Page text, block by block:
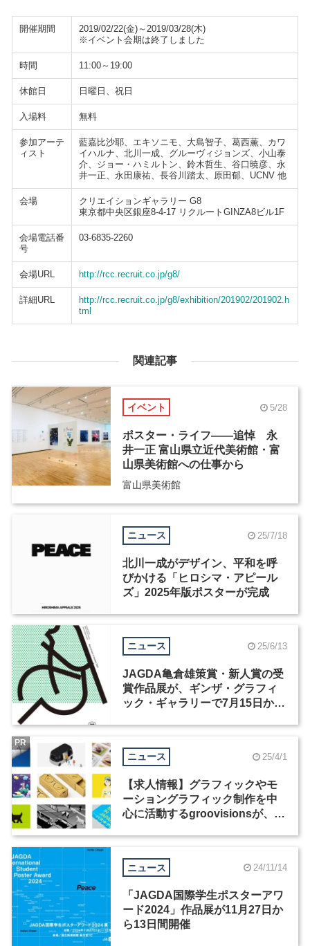
開催期間
2019/02/22(金)～2019/03/28(木)
※イベント会期は終了しました
時間 11:00～19:00
休館日 日曜日、祝日
入場料 無料
参加アーテ
ィスト
藍嘉比沙耶、エキソニモ、大島智子、葛西薫、カワ
イハルナ、北川一成、グルーヴィジョンズ、小山泰
介、ジョー・ハミルトン、鈴木哲生、谷口暁彦、永
井一正、永田康祐、長谷川踏太、原田郁、UCNV 他
会場
クリエイションギャラリー G8
東京都中央区銀座8-4-17 リクルートGINZA8ビル1F
会場電話番
号
03-6835-2260
会場URL http://rcc.recruit.co.jp/g8/
詳細URL
http://rcc.recruit.co.jp/g8/exhibition/201902/201902.h
tml
関連記事
イベント 5/28
ポスター・ライフ――追悼 永
井一正 富山県立近代美術館・富
山県美術館への仕事から
富山県美術館
ニュース 25/7/18
北川一成がデザイン、平和を呼
びかける「ヒロシマ・アピール
ズ」2025年版ポスターが完成
ニュース 25/6/13
JAGDA亀倉雄策賞・新人賞の受
賞作品展が、ギンザ・グラフィ
ック・ギャラリーで7月15日から
ニュース 25/4/1
【求人情報】グラフィックやモ
ーショングラフィック制作を中
心に活動するgroovisionsが、グ
PR
ニュース 24/11/14
「JAGDA国際学生ポスターアワ
ード2024」作品展が11月27日か
ら13日間開催